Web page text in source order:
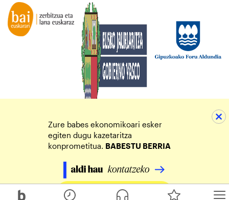
Zure babes ekonomikoari esker
egiten dugu kazetaritza
konprometitua. BABESTU BERRIA
Egin zure ekarpena